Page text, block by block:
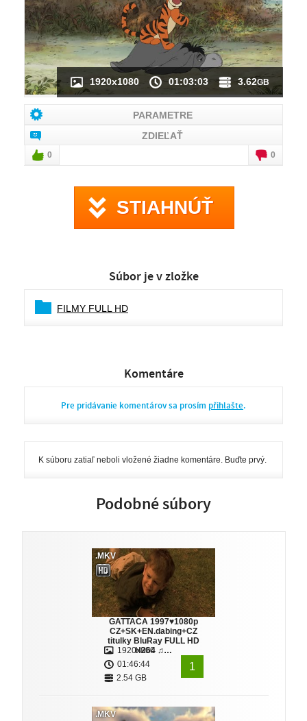
1920x1080 01:03:03 3.62GB
PARAMETRE
ZDIEĽAŤ
0 0
STIAHNÚŤ
Súbor je v zložke
FILMY FULL HD
Komentáre
Pre pridávanie komentárov sa prosím přihlašte.
K súboru zatiaľ neboli vložené žiadne komentáre. Buďte prvý.
Podobné súbory
.MKV
GATTACA 1997♥1080p
CZ+SK+EN.dabing+CZ
titulky BluRay FULL HD
H264 ♫…
1920x800
01:46:44
2.54 GB
1
.MKV